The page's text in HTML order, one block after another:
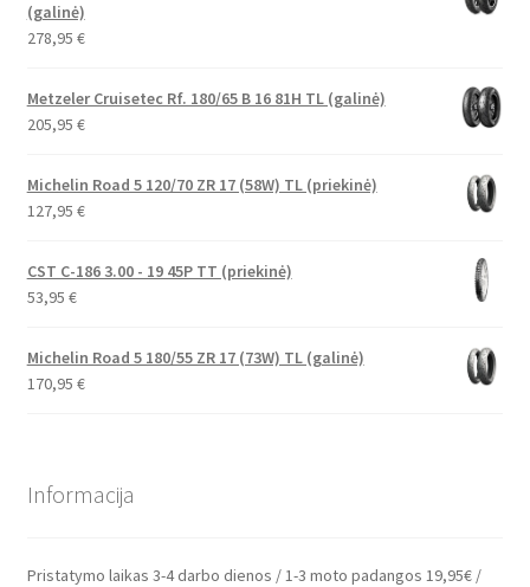
(galinė)
278,95 €
Metzeler Cruisetec Rf. 180/65 B 16 81H TL (galinė)
205,95 €
Michelin Road 5 120/70 ZR 17 (58W) TL (priekinė)
127,95 €
CST C-186 3.00 - 19 45P TT (priekinė)
53,95 €
Michelin Road 5 180/55 ZR 17 (73W) TL (galinė)
170,95 €
Informacija
Pristatymo laikas 3-4 darbo dienos / 1-3 moto padangos 19,95€ /